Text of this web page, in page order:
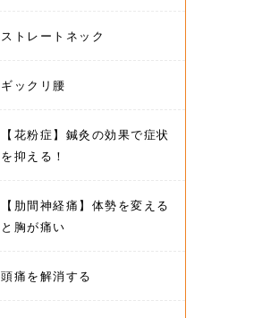
ストレートネック
ギックリ腰
【花粉症】鍼灸の効果で症状
を抑える！
【肋間神経痛】体勢を変える
と胸が痛い
頭痛を解消する